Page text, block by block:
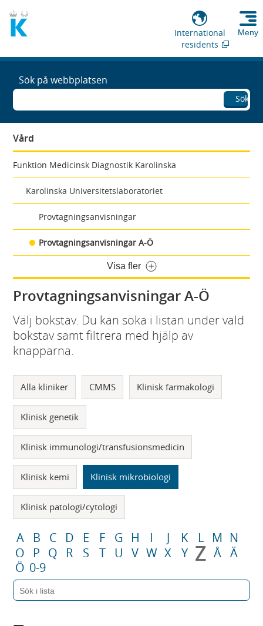
International
residents
Meny
Sök på webbplatsen
Sök
Vård
Funktion Medicinsk Diagnostik Karolinska
Karolinska Universitetslaboratoriet
Provtagningsanvisningar
Provtagningsanvisningar A-Ö
Visa fler
Provtagningsanvisningar A-Ö
Välj bokstav. Du kan söka i listan under vald
bokstav samt filtrera med hjälp av
knapparna.
Alla kliniker CMMS Klinisk farmakologi
Klinisk genetik
Klinisk immunologi/transfusionsmedicin
Klinisk kemi Klinisk mikrobiologi
Klinisk patologi/cytologi
A B C D E F G H I J K L M N
O
P Q R S T U V W X Y Z Å Ä
Ö 0-9